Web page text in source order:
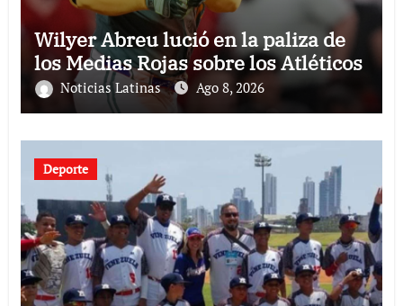
Wilyer Abreu lució en la paliza de
los Medias Rojas sobre los Atléticos
Noticias Latinas Ago 8, 2026
Deporte